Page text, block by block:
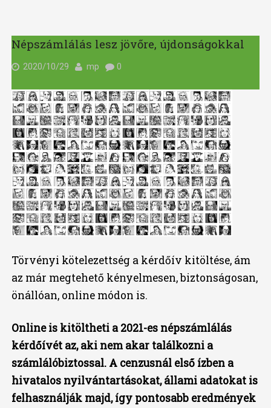
Népszámlálás lesz jövőre, újdonságokkal
2020/10/29 mp 0
Törvényi kötelezettség a kérdőív kitöltése, ám
az már megtehető kényelmesen, biztonságosan,
önállóan, online módon is.
Online is kitöltheti a 2021-es népszámlálás
kérdőívét az, aki nem akar találkozni a
számlálóbiztossal. A cenzusnál első ízben a
hivatalos nyilvántartásokat, állami adatokat is
felhasználják majd, így pontosabb eredmények